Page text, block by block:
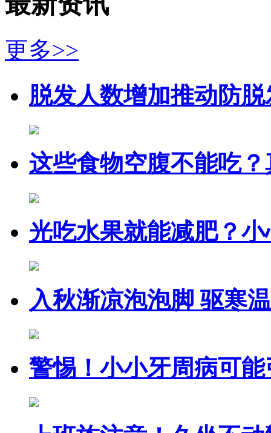
更多>>
脱发人数增加推动防
这些食物空腹不能吃
光吃水果就能减肥？
入秋渐凉泡泡脚 驱寒
警惕！小小牙周病可